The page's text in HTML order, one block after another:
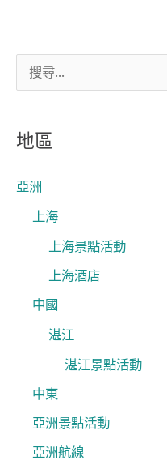
關
鍵
字
地區
亞洲
上海
上海景點活動
上海酒店
中國
湛江
湛江景點活動
中東
亞洲景點活動
亞洲航線